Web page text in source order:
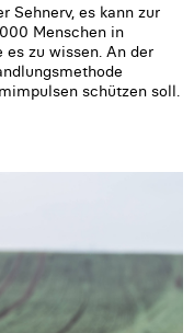
Sehnerv, es kann zur
Menschen in
zu wissen. An der
schützen soll.